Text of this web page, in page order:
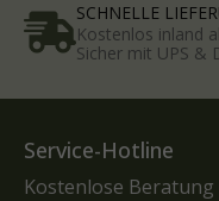
SCHNELLE
Kostenlos inland
Sicher mit UPS &
Service-Hotline
Kostenlose